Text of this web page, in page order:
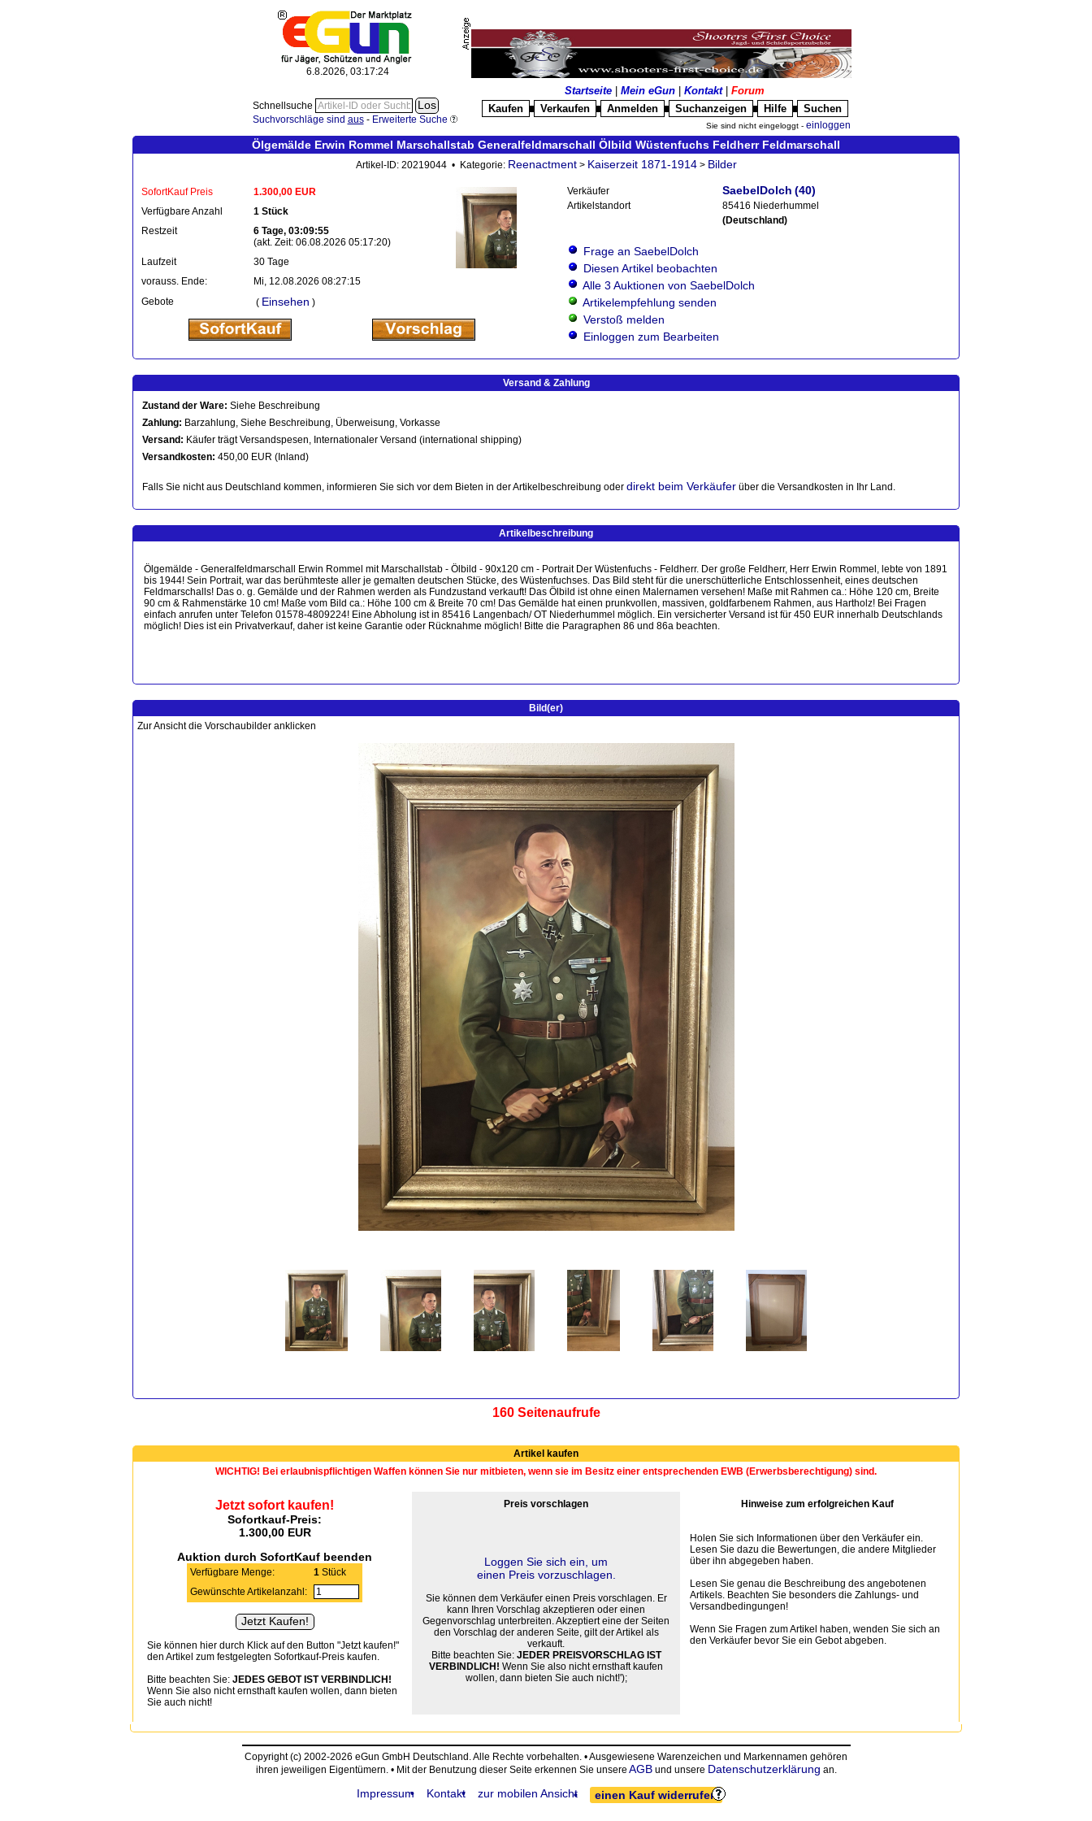
6.8.2026, 03:17:25
Schnellsuche
Suchvorschläge sind aus- Erweiterte Suche
Startseite Mein eGun Kontakt| Forum
Kaufen
Verkaufen Anmelden Suchanzeigen Hilfe Suchen
Sie sind nicht eingeloggt - einloggen
Ölgemälde Erwin Rommel Marschallstab Generalfeldmarschall Ölbild Wüstenfuchs Feldherr Feldmarschall
Artikel-ID: 20219044 • Kategorie: Reenactment> Kaiserzeit 1871-1914> Bilder
SofortKauf Preis
1.300,00 EUR
Verfügbare Anzahl
1 Stück
Restzeit
6 Tage, 03:09:55
(akt. Zeit: 06.08.2026 05:17:20)
Laufzeit
30 Tage
vorauss. Ende:
Mi, 12.08.2026 08:27:15
Gebote
( Einsehen )
Verkäufer SaebelDolch (40)
Artikelstandort
85416 Niederhummel
(Deutschland)
Frage an SaebelDolch
Diesen Artikel beobachten
Alle 3 Auktionen von SaebelDolch
Artikelempfehlung senden
Verstoß melden
Einloggen zum Bearbeiten
Versand & Zahlung
Zustand der Ware: Siehe Beschreibung
Zahlung: Barzahlung, Siehe Beschreibung, Überweisung, Vorkasse
Versand: Käufer trägt Versandspesen, Internationaler Versand (international shipping)
Versandkosten: 450,00 EUR (Inland)
Falls Sie nicht aus Deutschland kommen, informieren Sie sich vor dem Bieten in der Artikelbeschreibung oder direkt beim Verkäufer über die Versandkosten in Ihr Land.
Artikelbeschreibung
Ölgemälde - Generalfeldmarschall Erwin Rommel mit Marschallstab - Ölbild - 90x120 cm - Portrait Der Wüstenfuchs - Feldherr. Der große Feldherr, Herr Erwin Rommel, lebte von 1891
bis 1944! Sein Portrait, war das berühmteste aller je gemalten deutschen Stücke, des Wüstenfuchses. Das Bild steht für die unerschütterliche Entschlossenheit, eines deutschen
Feldmarschalls! Das o. g. Gemälde und der Rahmen werden als Fundzustand verkauft! Das Ölbild ist ohne einen Malernamen versehen! Maße mit Rahmen ca.: Höhe 120 cm, Breite
90 cm & Rahmenstärke 10 cm! Maße vom Bild ca.: Höhe 100 cm & Breite 70 cm! Das Gemälde hat einen prunkvollen, massiven, goldfarbenem Rahmen, aus Hartholz! Bei Fragen
einfach anrufen unter Telefon 01578-4809224! Eine Abholung ist in 85416 Langenbach/ OT Niederhummel möglich. Ein versicherter Versand ist für 450 EUR innerhalb Deutschlands
möglich! Dies ist ein Privatverkauf, daher ist keine Garantie oder Rücknahme möglich! Bitte die Paragraphen 86 und 86a beachten.
Bild(er)
Zur Ansicht die Vorschaubilder anklicken
160 Seitenaufrufe
Artikel kaufen
WICHTIG! Bei erlaubnispflichtigen Waffen können Sie nur mitbieten, wenn sie im Besitz einer entsprechenden EWB (Erwerbsberechtigung) sind.
Jetzt sofort kaufen!
Sofortkauf-Preis:
1.300,00 EUR
Auktion durch SofortKauf beenden
Verfügbare Menge: 1 Stück
Gewünschte Artikelanzahl:
Sie können hier durch Klick auf den Button "Jetzt kaufen!"
den Artikel zum festgelegten Sofortkauf-Preis kaufen.
Bitte beachten Sie: JEDES GEBOT IST VERBINDLICH!
Wenn Sie also nicht ernsthaft kaufen wollen, dann bieten
Sie auch nicht!
Preis vorschlagen
Loggen Sie sich ein, um
einen Preis vorzuschlagen.
Sie können dem Verkäufer einen Preis vorschlagen. Er
kann Ihren Vorschlag akzeptieren oder einen
Gegenvorschlag unterbreiten. Akzeptiert eine der Seiten
den Vorschlag der anderen Seite, gilt der Artikel als
verkauft.
Bitte beachten Sie: JEDER PREISVORSCHLAG IST
VERBINDLICH! Wenn Sie also nicht ernsthaft kaufen
wollen, dann bieten Sie auch nicht!');
Hinweise zum erfolgreichen Kauf
Holen Sie sich Informationen über den Verkäufer ein.
Lesen Sie dazu die Bewertungen, die andere Mitglieder
über ihn abgegeben haben.
Lesen Sie genau die Beschreibung des angebotenen
Artikels. Beachten Sie besonders die Zahlungs- und
Versandbedingungen!
Wenn Sie Fragen zum Artikel haben, wenden Sie sich an
den Verkäufer bevor Sie ein Gebot abgeben.
Copyright (c) 2002-2026 eGun GmbH Deutschland. Alle Rechte vorbehalten. • Ausgewiesene Warenzeichen und Markennamen gehören
ihren jeweiligen Eigentümern. • Mit der Benutzung dieser Seite erkennen Sie unsere AGBund unsere Datenschutzerklärung an.
Impressum Kontakt zur mobilen Ansicht einen Kauf widerrufen